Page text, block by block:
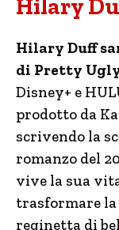
Hilary
Hilary Duff
di Pretty
Disney+ e
prodotto da
scrivendo la
romanzo del
vive la sua
trasformare
reginetta di